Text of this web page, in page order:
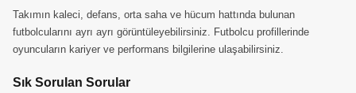
Takımın kaleci, defans, orta saha ve hücum hattında bulunan
futbolcularını ayrı ayrı görüntüleyebilirsiniz. Futbolcu profillerinde
oyuncuların kariyer ve performans bilgilerine ulaşabilirsiniz.
Sık Sorulan Sorular